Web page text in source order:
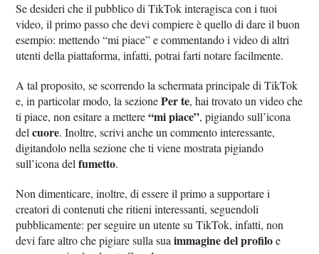
Se desideri che il pubblico di TikTok interagisca con i tuoi
video, il primo passo che devi compiere è quello di dare il buon
esempio: mettendo “mi piace” e commentando i video di altri
utenti della piattaforma, infatti, potrai farti notare facilmente.
A tal proposito, se scorrendo la schermata principale di TikTok
e, in particolar modo, la sezionePer te, hai trovato un video che
ti piace, non esitare a mettere“mi piace”, pigiando sull’icona
delcuore. Inoltre, scrivi anche un commento interessante,
digitandolo nella sezione che ti viene mostrata pigiando
sull’icona delfumetto.
Non dimenticare, inoltre, di essere il primo a supportare i
creatori di contenuti che ritieni interessanti, seguendoli
pubblicamente: per seguire un utente su TikTok, infatti, non
devi fare altro che pigiare sulla suaimmagine del profiloe